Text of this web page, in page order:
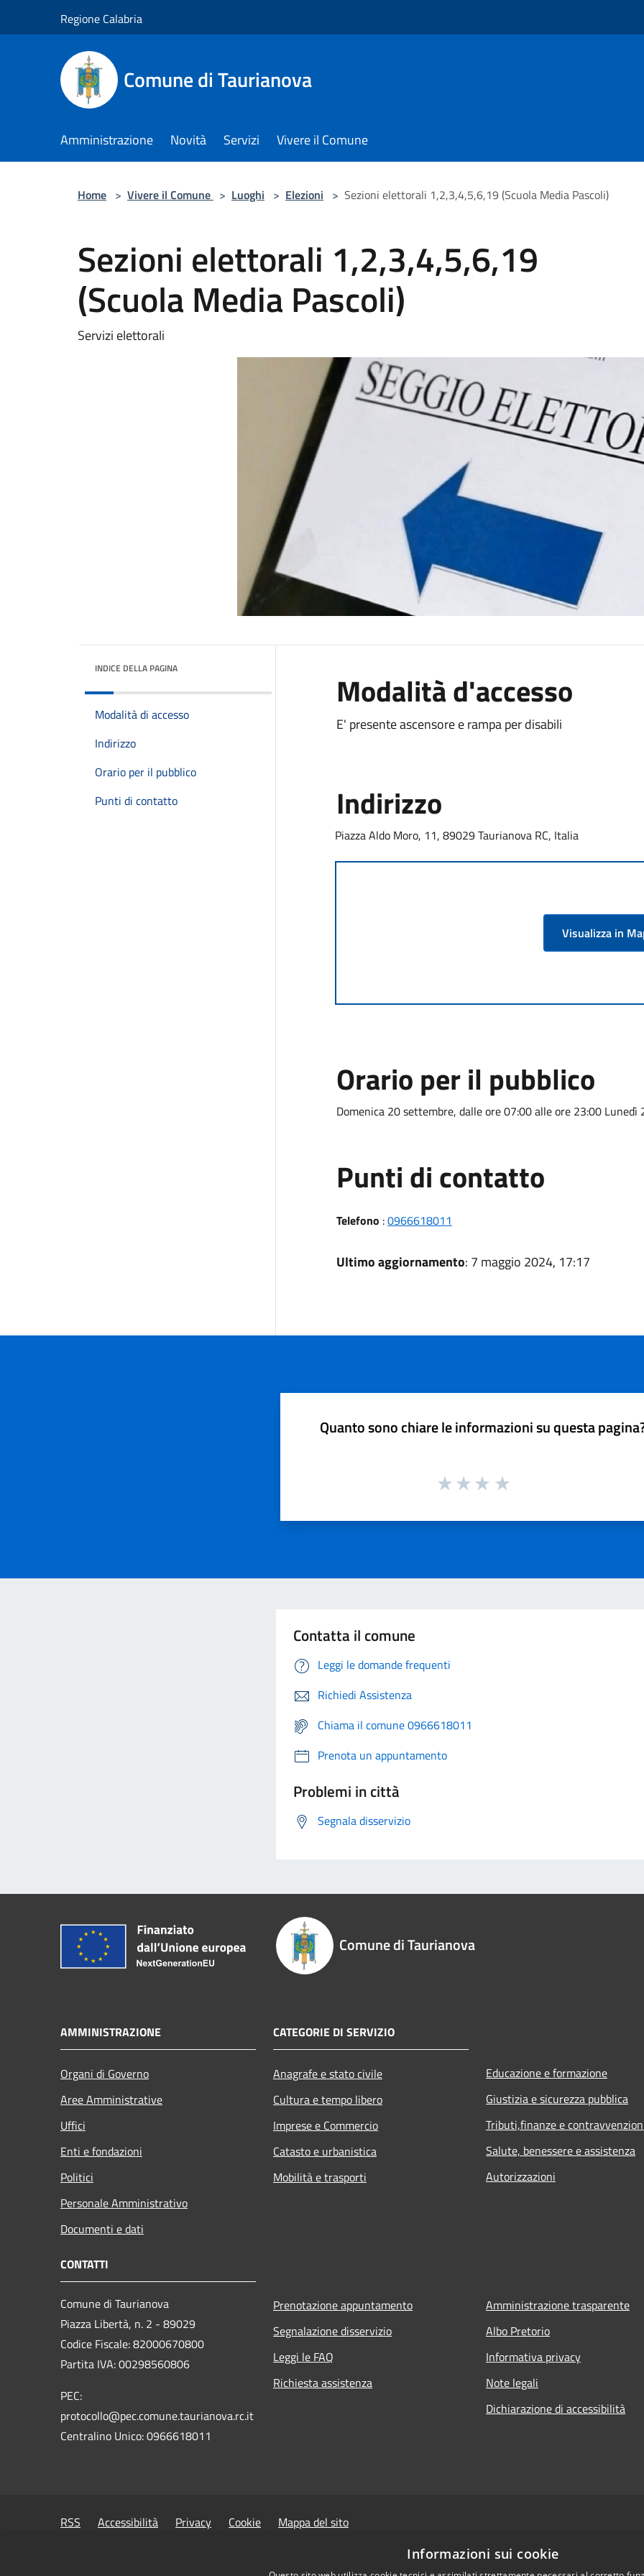
Regione Calabria
Comune di Taurianova
Amministrazione Novità Servizi Vivere il Comune
Home > Vivere il Comune > Luoghi > Elezioni > Sezioni elettorali 1,2,3,4,5,6,19 (Scuola Media Pascoli)
Sezioni elettorali 1,2,3,4,5,6,19
(Scuola Media Pascoli)
Servizi elettorali
INDICE DELLA PAGINA
Modalità di accesso
Indirizzo
Orario per il pubblico
Punti di contatto
Modalità d'accesso
E' presente ascensore e rampa per disabili
Indirizzo
Piazza Aldo Moro, 11, 89029 Taurianova RC, Italia
Visualizza in
Orario per il pubblico
Domenica 20 settembre, dalle ore 07:00 alle ore 23:00
Punti di contatto
Telefono :0966618011
Ultimo aggiornamento: 7 maggio 2024, 17:17
Quanto sono chiare le informazioni su questa
Contatta il comune
Leggi le domande frequenti
Richiedi Assistenza
Chiama il comune 0966618011
Prenota un appuntamento
Problemi in città
Segnala disservizio
Comune di Taurianova
AMMINISTRAZIONE
Organi di Governo
Aree Amministrative
Uffici
Enti e fondazioni
Politici
Personale Amministrativo
Documenti e dati
CATEGORIE DI SERVIZIO
Anagrafe e stato civile
Cultura e tempo libero
Imprese e Commercio
Catasto e urbanistica
Mobilità e trasporti
Educazione e formazione
Giustizia e sicurezza pubblica
Tributi,finanze e
Salute, benessere e assistenza
Autorizzazioni
CONTATTI
Comune di Taurianova
Piazza Libertà, n. 2 - 89029
Codice Fiscale: 82000670800
Partita IVA: 00298560806
PEC:
protocollo@pec.comune.taurianova.rc.it
Centralino Unico: 0966618011
Prenotazione appuntamento
Segnalazione disservizio
Leggi le FAQ
Richiesta assistenza
Amministrazione trasparente
Albo Pretorio
Informativa privacy
Note legali
Dichiarazione di accessibilità
RSS Accessibilità Privacy Cookie Mappa del sito
Powered by
Informazioni sui cookie